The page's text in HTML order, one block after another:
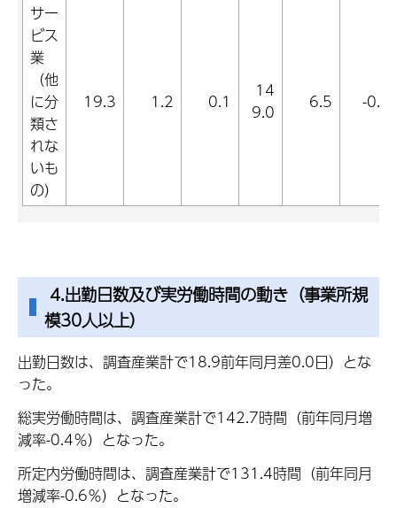
サー
ビス
業
（他
に分
類さ
れな
いも
の）
19.3 1.2 0.1
14
9.0
6.5 -0.8
4.出勤日数及び実労働時間の動き（事業所規
模30人以上）
出勤日数は、調査産業計で18.9前年同月差0.0日）とな
った。
総実労働時間は、調査産業計で142.7時間（前年同月増
減率-0.4％）となった。
所定内労働時間は、調査産業計で131.4時間（前年同月
増減率-0.6％）となった。